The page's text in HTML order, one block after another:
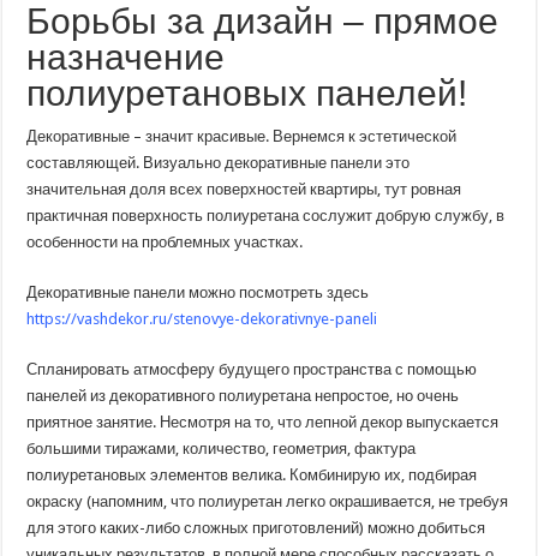
Борьбы за дизайн – прямое
назначение
полиуретановых панелей!
Декоративные – значит красивые. Вернемся к эстетической
составляющей. Визуально декоративные панели это
значительная доля всех поверхностей квартиры, тут ровная
практичная поверхность полиуретана сослужит добрую службу, в
особенности на проблемных участках.
Декоративные панели можно посмотреть здесь
https://vashdekor.ru/stenovye-dekorativnye-paneli
Спланировать атмосферу будущего пространства с помощью
панелей из декоративного полиуретана непростое, но очень
приятное занятие. Несмотря на то, что лепной декор выпускается
большими тиражами, количество, геометрия, фактура
полиуретановых элементов велика. Комбинирую их, подбирая
окраску (напомним, что полиуретан легко окрашивается, не требуя
для этого каких-либо сложных приготовлений) можно добиться